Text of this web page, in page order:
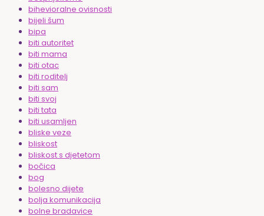
bihevioralne ovisnosti
bijeli šum
bipa
biti autoritet
biti mama
biti otac
biti roditelj
biti sam
biti svoj
biti tata
biti usamljen
bliske veze
bliskost
bliskost s djetetom
bočica
bog
bolesno dijete
bolja komunikacija
bolne bradavice